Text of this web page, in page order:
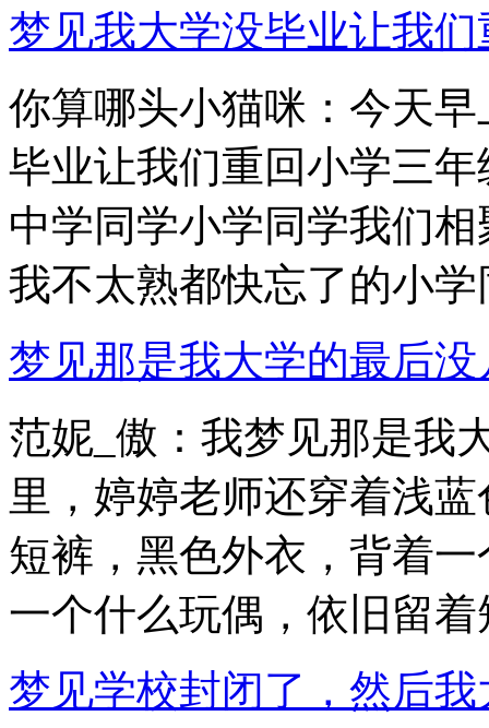
梦见我大学没毕业让我
你算哪头小猫咪：今天
毕业让我们重回小学三
中学同学小学同学我们
我不太熟都快忘了的小学
梦见那是我大学的最后
范妮_傲：我梦见那是我
里，婷婷老师还穿着浅
短裤，黑色外衣，背着
一个什么玩偶，依旧留着
梦见学校封闭了，然后